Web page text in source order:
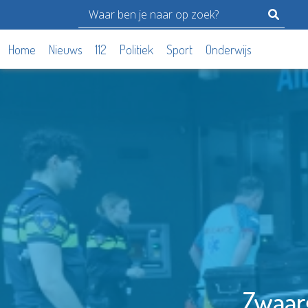
Home Nieuws 112 Politiek Sport Onderwijs